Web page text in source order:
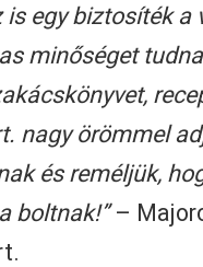
egy biztosíték a
minőséget
nagy örömmel
és reméljük,
boltnak!”–